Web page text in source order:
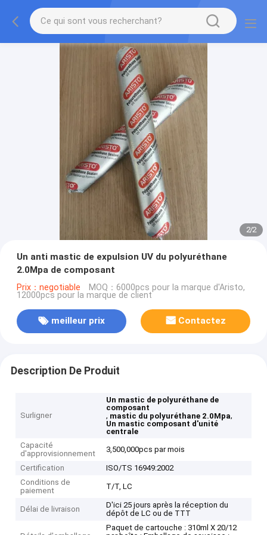
2/2
Un anti mastic de expulsion UV du polyuréthane
2.0Mpa de composant
Prix：negotiable MOQ：6000pcs pour la marque d'Aristo,
12000pcs pour la marque de client
meilleur prix Contactez
Description De Produit
Surligner
Un mastic de polyuréthane de
composant
, mastic du polyuréthane 2.0Mpa,
Un mastic composant d'unité
centrale
Capacité
d'approvisionnement
3,500,000pcs par mois
Certification
ISO/TS 16949:2002
Conditions de
paiement
T/T, LC
Délai de livraison
D'ici 25 jours après la réception du
dépôt de LC ou de TTT
Paquet de cartouche : 310ml X 20/12